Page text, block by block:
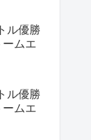
ル優勝
ムエ
ル優勝
ムエ